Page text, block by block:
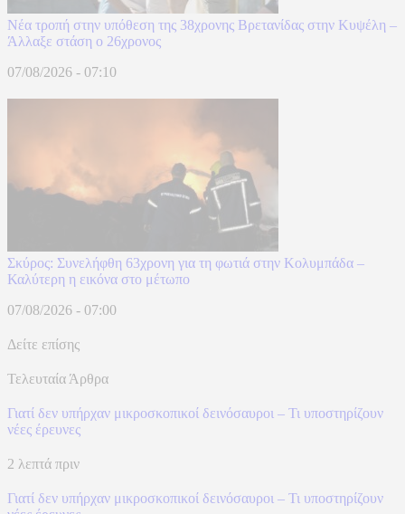
Νέα τροπή στην υπόθεση της 38χρονης Βρετανίδας στην Κυψέλη –
Άλλαξε στάση ο 26χρονος
07/08/2026 - 07:10
Σκύρος: Συνελήφθη 63χρονη για τη φωτιά στην Κολυμπάδα –
Καλύτερη η εικόνα στο μέτωπο
07/08/2026 - 07:00
Δείτε επίσης
Τελευταία Άρθρα
Γιατί δεν υπήρχαν μικροσκοπικοί δεινόσαυροι – Τι υποστηρίζουν
νέες έρευνες
2 λεπτά πριν
Γιατί δεν υπήρχαν μικροσκοπικοί δεινόσαυροι – Τι υποστηρίζουν